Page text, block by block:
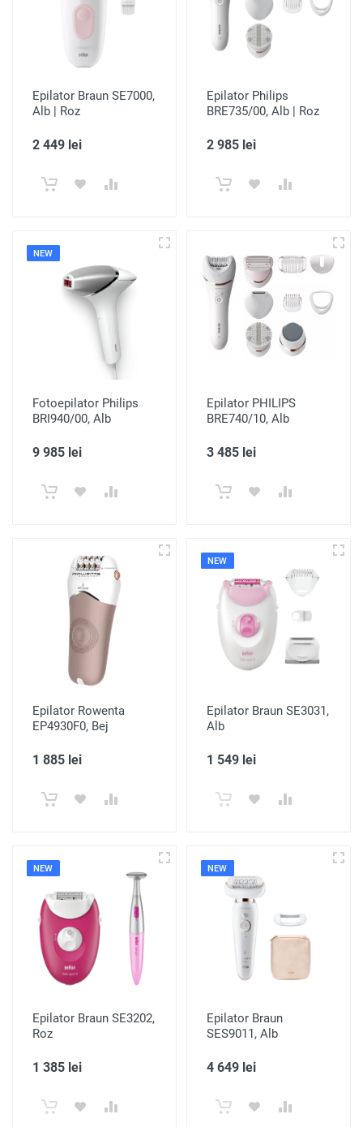
Epilator Braun SE7000,
Alb | Roz
2 449 lei
Epilator Philips
BRE735/00, Alb | Roz
2 985 lei
NEW
Fotoepilator Philips
BRI940/00, Alb
9 985 lei
Epilator PHILIPS
BRE740/10, Alb
3 485 lei
Epilator Rowenta
EP4930F0, Bej
1 885 lei
NEW
Epilator Braun SE3031,
Alb
1 549 lei
NEW
Epilator Braun SE3202,
Roz
1 385 lei
NEW
Epilator Braun
SES9011, Alb
4 649 lei